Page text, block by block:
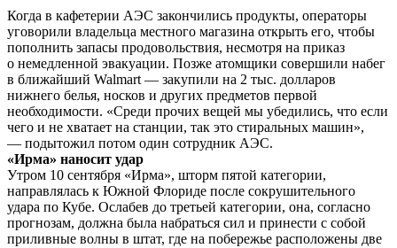
Когда в кафетерии АЭС закончились продукты, операторы
уговорили владельца местного магазина открыть его, чтобы
пополнить запасы продовольствия, несмотря на приказ
о немедленной эвакуации. Позже атомщики совершили набег
в ближайший Walmart — закупили на 2 тыс. долларов
нижнего белья, носков и других предметов первой
необходимости. «Среди прочих вещей мы убедились, что если
чего и не хватает на станции, так это стиральных машин»,
— подытожил потом один сотрудник АЭС.
«Ирма» наносит удар
Утром 10 сентября «Ирма», шторм пятой категории,
направлялась к Южной Флориде после сокрушительного
удара по Кубе. Ослабев до третьей категории, она, согласно
прогнозам, должна была набраться сил и принести с собой
приливные волны в штат, где на побережье расположены две